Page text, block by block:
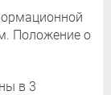
Положение о
в 3